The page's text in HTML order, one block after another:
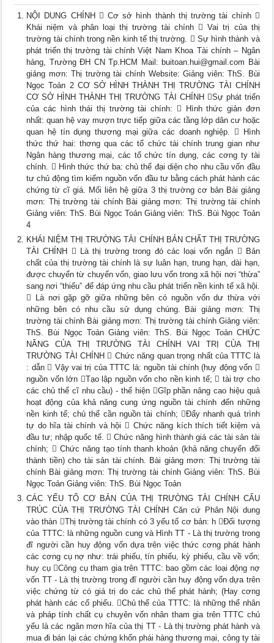
NỘI DUNG CHÍNH  Cơ sở hình thành thị trường tài chính 
Khái niệm và phân loại thị trường tài chính  Vai trị của thị
trường tài chính trong nền kinh tế thị trường.  Sự hình thành và
phát triển thị trường tài chính Việt Nam Khoa Tài chính – Ngân
hàng, Trường ĐH CN Tp.HCM Mail: buitoan.hui@gmail.com Bài
giảng mơn: Thị trường tài chính Website: Giảng viên: ThS. Bùi
Ngọc Toản 2 CƠ SỞ HÌNH THÀNH THỊ TRƯỜNG TÀI CHÍNH
CƠ SỞ HÌNH THÀNH THỊ TRƯỜNG TÀI CHÍNH Sự phát triển
của các hình thái thị trường tài chính:  Hình thức giản đơn
nhất: quan hệ vay mượn trực tiếp giữa các tầng lớp dân cư hoặc
quan hệ tín dụng thương mại giữa các doanh nghiệp.  Hình
thức thứ hai: thơng qua các tổ chức tài chính trung gian như
Ngân hàng thương mại, các tổ chức tín dụng, các cơng ty tài
chính.  Hình thức thứ ba: chủ thể đại diện cho nhu cầu vốn đầu
tư chủ động tìm kiếm nguồn vốn đầu tư bằng cách phát hành các
chứng từ cĩ giá. Mối liên hệ giữa 3 thị trường cơ bản Bài giảng
mơn: Thị trường tài chính Bài giảng mơn: Thị trường tài chính
Giảng viên: ThS. Bùi Ngọc Toản Giảng viên: ThS. Bùi Ngọc Toản
4
KHÁI NIỆM THỊ TRƯỜNG TÀI CHÍNH BẢN CHẤT THỊ TRƯỜNG
TÀI CHÍNH  Là thị trường trong đó các loại vốn ngắn  Bản
chất của thị trường tài chính là sự luân hạn, trung hạn, dài hạn,
được chuyển từ chuyển vốn, giao lưu vốn trong xã hội nơi “thừa”
sang nơi “thiếu” để đáp ứng nhu cầu phát triển nền kinh tế xã hội.
 Là nơi gặp gỡ giữa những bên có nguồn vốn dư thừa với
những bên có nhu cầu sử dụng chúng. Bài giảng mơn: Thị
trường tài chính Bài giảng mơn: Thị trường tài chính Giảng viên:
ThS. Bùi Ngọc Toản Giảng viên: ThS. Bùi Ngọc Toản CHỨC
NĂNG CỦA THỊ TRƯỜNG TÀI CHÍNH VAI TRỊ CỦA THỊ
TRƯỜNG TÀI CHÍNH  Chức năng quan trọng nhất của TTTC là
: dẫn  Vậy vai trị của TTTC là: nguồn tài chính (huy động vốn 
nguồn vốn lớn Tạo lập nguồn vốn cho nền kinh tế;  tài trợ cho
các chủ thể cĩ nhu cầu) - thể hiện Gĩp phần nâng cao hiệu quả
hoạt động của khả năng cung ứng nguồn tài chính đến những
nền kinh tế; chủ thể cần nguồn tài chính; Đẩy nhanh quá trình
tự do hĩa tài chính và hội  Chức năng kích thích tiết kiệm và
đầu tư; nhập quốc tế.  Chức năng hình thành giá các tài sản tài
chính;  Chức năng tạo tính thanh khoản (khả năng chuyển đổi
thành tiền) cho tài sản tài chính. Bài giảng mơn: Thị trường tài
chính Bài giảng mơn: Thị trường tài chính Giảng viên: ThS. Bùi
Ngọc Toản Giảng viên: ThS. Bùi Ngọc Toản
CÁC YẾU TỐ CƠ BẢN CỦA THỊ TRƯỜNG TÀI CHÍNH CẤU
TRÚC CỦA THỊ TRƯỜNG TÀI CHÍNH Căn cứ Phân Nội dung
vào thàn Thị trường tài chính có 3 yếu tố cơ bản: h Đối tượng
của TTTC: là những nguồn cung và Hình TT - Là thị trường trong
đĩ người cần huy động vốn dựa trên việc thức cơng phát hành
các cơng cụ nợ như: trái phiếu, tín phiếu, kỳ phiếu, cầu về vốn;
huy cụ Công cụ tham gia trên TTTC: bao gồm các loại động nợ
vốn TT - Là thị trường trong đĩ người cần huy động vốn dựa trên
việc chứng từ có giá trị do các chủ thể phát hành; (Hay cơng
phát hành các cổ phiếu. Chủ thể của TTTC: là những thể nhân
và pháp tính chất cụ chuyên vốn nhân tham gia trên TTTC chủ
yếu là các ngân mơn hĩa của thị TT - Là thị trường phát hành và
mua đi bán lại các chứng khốn phái hàng thương mại, công ty tài